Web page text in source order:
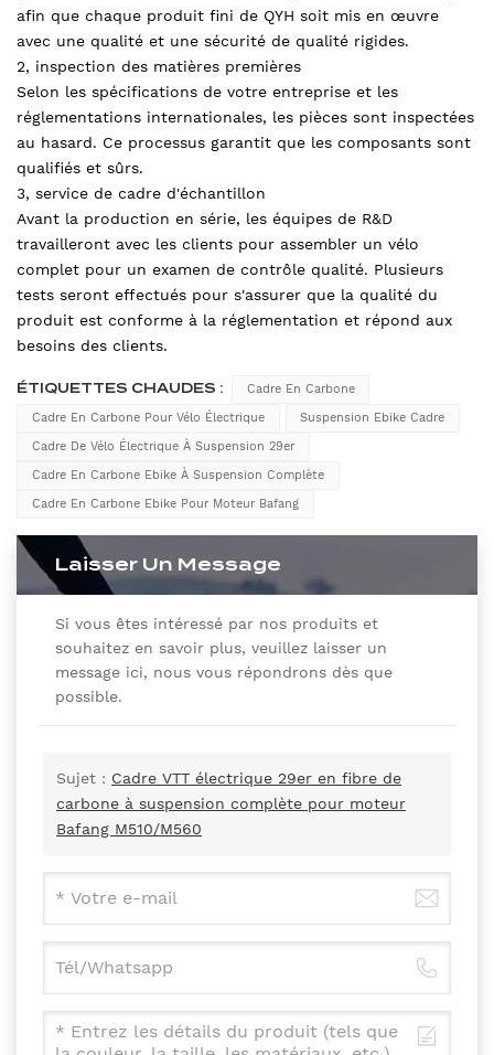
afin que chaque produit fini de QYH soit mis en œuvre
avec une qualité et une sécurité de qualité rigides.
2, inspection des matières premières
Selon les spécifications de votre entreprise et les
réglementations internationales, les pièces sont inspectées
au hasard. Ce processus garantit que les composants sont
qualifiés et sûrs.
3, service de cadre d'échantillon
Avant la production en série, les équipes de R&D
travailleront avec les clients pour assembler un vélo
complet pour un examen de contrôle qualité. Plusieurs
tests seront effectués pour s'assurer que la qualité du
produit est conforme à la réglementation et répond aux
besoins des clients.
ÉTIQUETTES CHAUDES :
Cadre En Carbone
Cadre En Carbone Pour Vélo Électrique
Suspension Ebike Cadre
Cadre De Vélo Électrique À Suspension 29er
Cadre En Carbone Ebike À Suspension Complète
Cadre En Carbone Ebike Pour Moteur Bafang
Laisser Un Message
Si vous êtes intéressé par nos produits et
souhaitez en savoir plus, veuillez laisser un
message ici, nous vous répondrons dès que
possible.
Sujet : Cadre VTT électrique 29er en fibre de
carbone à suspension complète pour moteur
Bafang M510/M560